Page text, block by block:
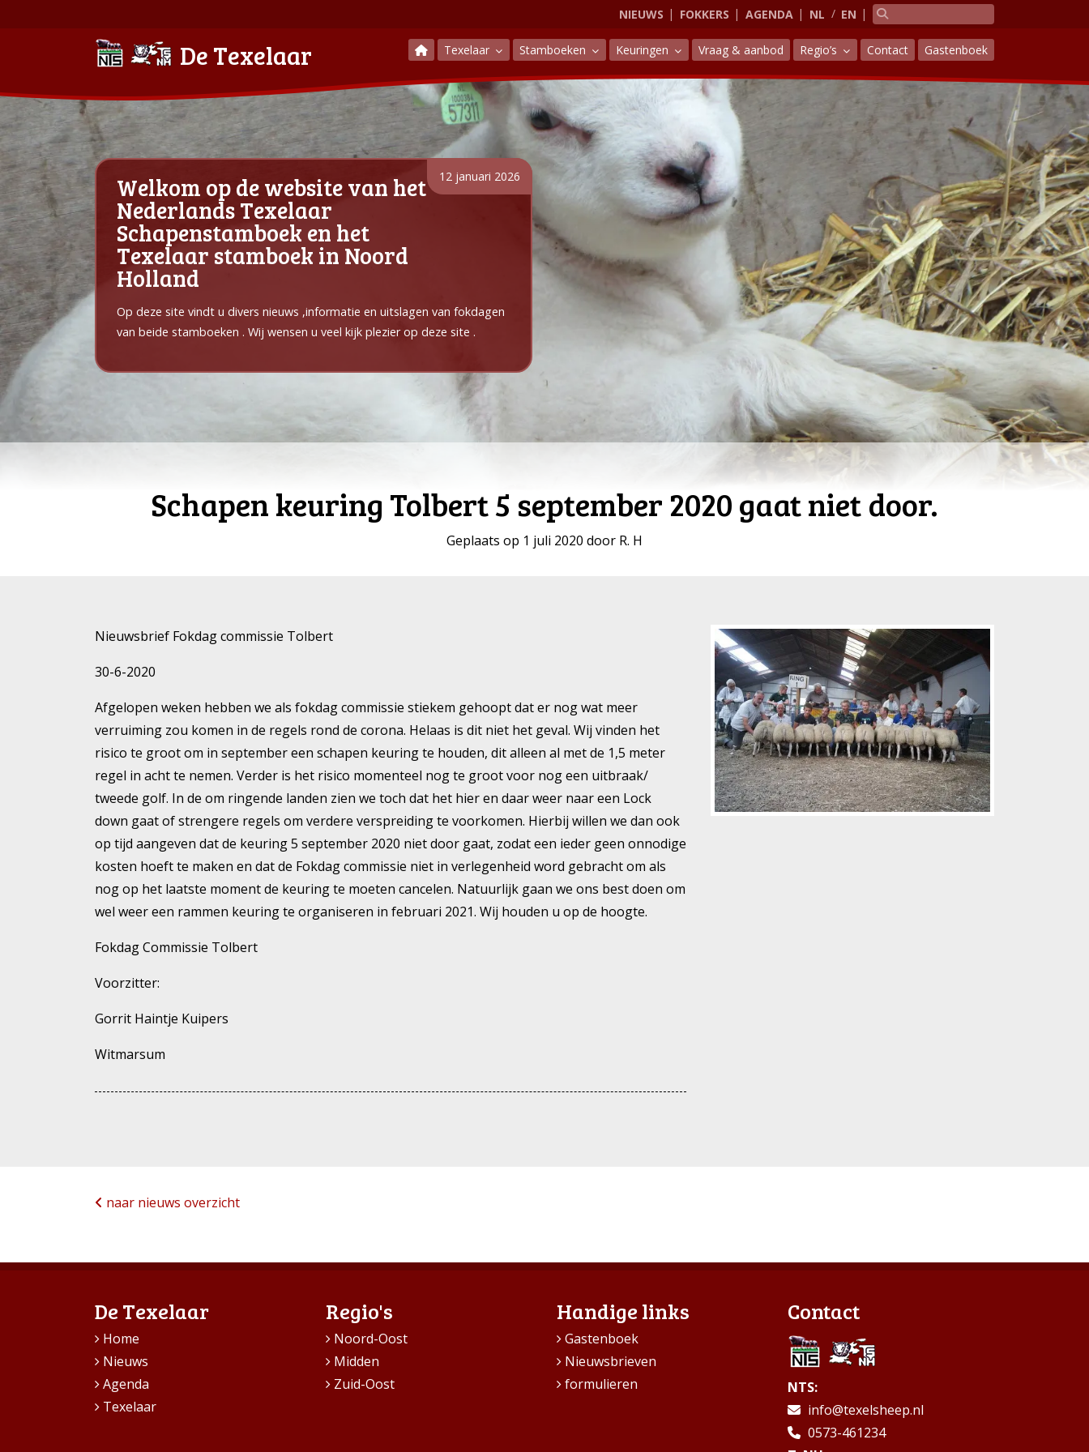
NIEUWS FOKKERS AGENDA NL EN
De Texelaar Texelaar Stamboeken Keuringen Vraag & aanbod Regio’s Contact Gastenboek
12 januari 2026
Welkom op de website van het
Nederlands Texelaar
Schapenstamboek en het
Texelaar stamboek in Noord
Holland
Op deze site vindt u divers nieuws ,informatie en uitslagen van fokdagen
van beide stamboeken . Wij wensen u veel kijk plezier op deze site .
Schapen keuring Tolbert 5 september 2020 gaat niet door.
Geplaats op 1 juli 2020 door R. H
Nieuwsbrief Fokdag commissie Tolbert
30-6-2020
Afgelopen weken hebben we als fokdag commissie stiekem gehoopt dat er nog wat meer
verruiming zou komen in de regels rond de corona. Helaas is dit niet het geval. Wij vinden het
risico te groot om in september een schapen keuring te houden, dit alleen al met de 1,5 meter
regel in acht te nemen. Verder is het risico momenteel nog te groot voor nog een uitbraak/
tweede golf. In de om ringende landen zien we toch dat het hier en daar weer naar een Lock
down gaat of strengere regels om verdere verspreiding te voorkomen. Hierbij willen we dan ook
op tijd aangeven dat de keuring 5 september 2020 niet door gaat, zodat een ieder geen onnodige
kosten hoeft te maken en dat de Fokdag commissie niet in verlegenheid word gebracht om als
nog op het laatste moment de keuring te moeten cancelen. Natuurlijk gaan we ons best doen om
wel weer een rammen keuring te organiseren in februari 2021. Wij houden u op de hoogte.
Fokdag Commissie Tolbert
Voorzitter:
Gorrit Haintje Kuipers
Witmarsum
naar nieuws overzicht
De Texelaar
Home
Nieuws
Agenda
Texelaar
Regio's
Noord-Oost
Midden
Zuid-Oost
Handige links
Gastenboek
Nieuwsbrieven
formulieren
Contact
NTS:
info@texelsheep.nl
0573-461234